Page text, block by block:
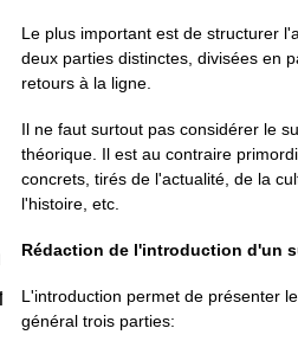
Le plus important est de structurer
deux parties distinctes, divisées en
retours à la ligne.
Il ne faut surtout pas considérer le
théorique. Il est au contraire
concrets, tirés de l'actualité, de la
l'histoire, etc.
Rédaction de l'introduction d'un
L'introduction permet de présenter
général trois parties: